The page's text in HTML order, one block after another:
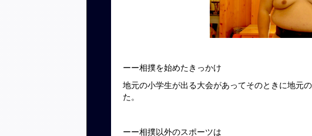
ーー相撲を始めたきっかけ
地元の小学生が出る大会があってそのときに地元
た。
ーー相撲以外のスポーツは